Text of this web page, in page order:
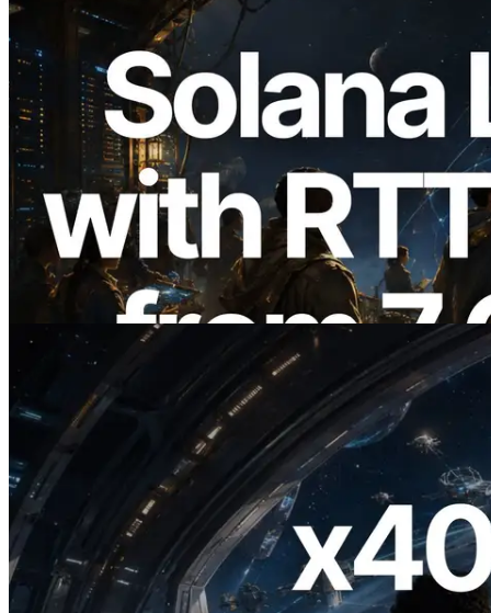
2026.08.05
ERPC erweitert Solana Leader Slot API
um Ping-Messung aus 7 globalen
Regionen — Validators Information API
ebenfalls gestartet
Lesen Sie diesen Artikel
2026.07.04